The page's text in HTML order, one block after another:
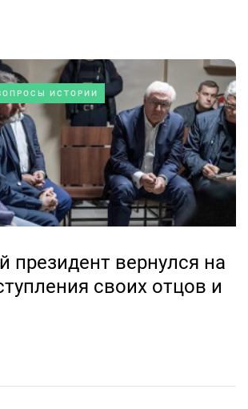
ИСТОРИИ
президент вернулся на
своих отцов и